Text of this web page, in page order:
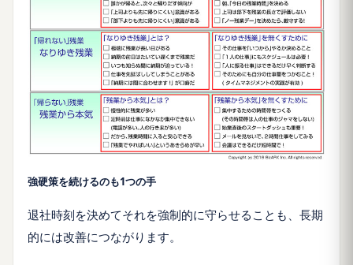
強硬策を続けるのも1つの手
退社時刻を決めてそれを強制的に守らせることも、長期
的には改善につながります。